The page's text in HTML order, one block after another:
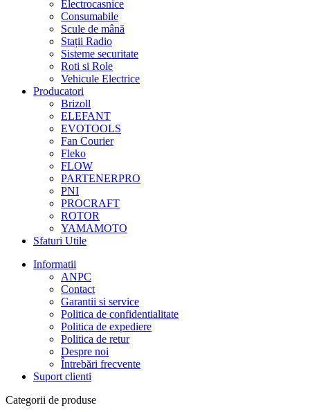
Electrocasnice
Consumabile
Scule de mână
Stații Radio
Sisteme securitate
Roti si Role
Vehicule Electrice
Producatori
Brizoll
ELEFANT
EVOTOOLS
Fan Courier
Fleko
FLOW
PARTENERPRO
PNI
PROCRAFT
ROTOR
YAMAMOTO
Sfaturi Utile
Informatii
ANPC
Contact
Garantii si service
Politica de confidentialitate
Politica de expediere
Politica de retur
Despre noi
Întrebări frecvente
Suport clienti
Categorii de produse